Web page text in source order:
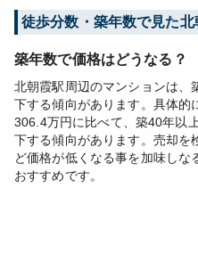
徒歩分数・築年数で見た
築年数で価格はどうなる？
北朝霞駅周辺のマンションは、
下する傾向があります。具体的
306.4万円に比べて、築40年以
下する傾向があります。売却を
ど価格が低くなる事を加味し
おすすめです。